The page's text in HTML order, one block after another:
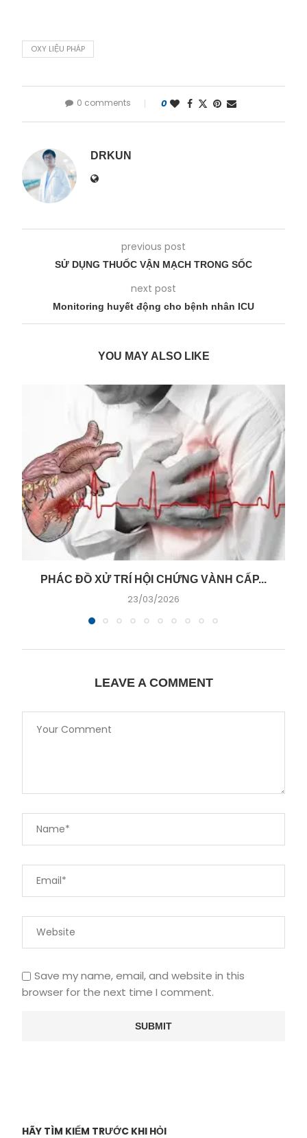
OXY LIỆU PHÁP
0 comments 0
DRKUN
previous post
SỬ DỤNG THUỐC VẬN MẠCH TRONG SỐC
next post
Monitoring huyết động cho bệnh nhân ICU
YOU MAY ALSO LIKE
PHÁC ĐỒ XỬ TRÍ HỘI CHỨNG VÀNH CẤP...
23/03/2026
LEAVE A COMMENT
Save my name, email, and website in this
browser for the next time I comment.
HÃY TÌM KIẾM TRƯỚC KHI HỎI